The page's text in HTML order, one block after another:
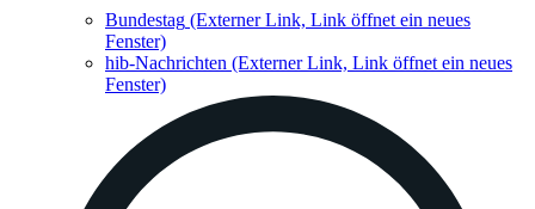
Bundestag (Externer Link, Link öffnet ein neues
Fenster)
hib-Nachrichten (Externer Link, Link öffnet ein neues
Fenster)